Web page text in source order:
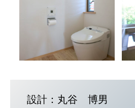
設計：丸谷 博男